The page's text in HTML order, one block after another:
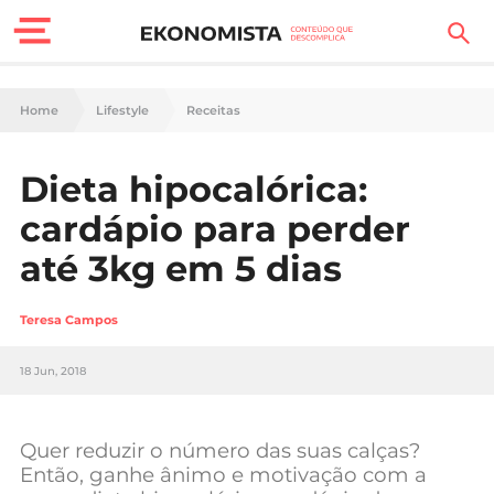
Finanças Pessoais
Carreira
Casa
Lifestyle
Sociedade
Negócios
Home Lifestyle Receitas
Dieta hipocalórica:
cardápio para perder
até 3kg em 5 dias
Teresa Campos
18 Jun, 2018
Quer reduzir o número das suas calças?
Então, ganhe ânimo e motivação com a